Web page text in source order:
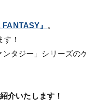
』 。
！
タジー」シリーズの
介いたします！